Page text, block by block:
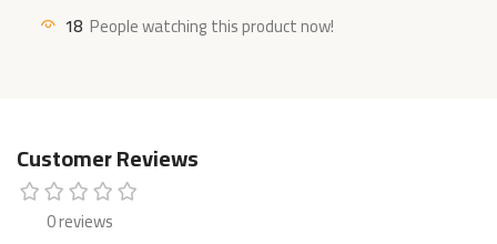
18 People watching this product now!
Customer Reviews
0 reviews